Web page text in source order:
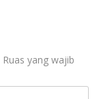
Ruas yang wajib